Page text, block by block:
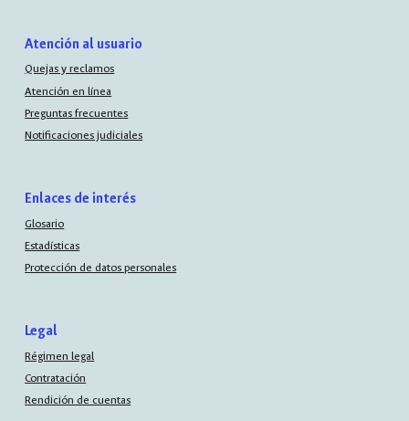
Atención al usuario
Quejas y reclamos
Atención en línea
Preguntas frecuentes
Notificaciones judiciales
Enlaces de interés
Glosario
Estadísticas
Protección de datos personales
Legal
Régimen legal
Contratación
Rendición de cuentas